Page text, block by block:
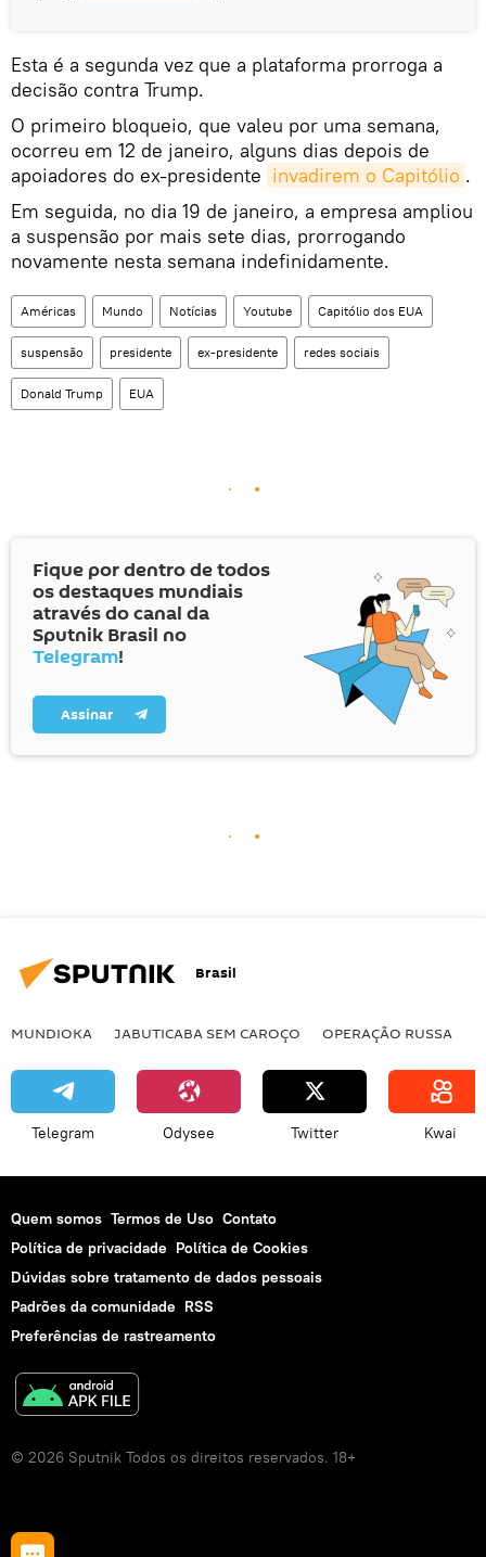
Esta é a segunda vez que a plataforma prorroga a
decisão contra Trump.
O primeiro bloqueio, que valeu por uma semana,
ocorreu em 12 de janeiro, alguns dias depois de
apoiadores do ex-presidente invadirem o Capitólio .
Em seguida, no dia 19 de janeiro, a empresa ampliou
a suspensão por mais sete dias, prorrogando
novamente nesta semana indefinidamente.
Américas Mundo Notícias Youtube Capitólio dos EUA
suspensão presidente ex-presidente redes sociais
Donald Trump EUA
Fique por dentro de todos
os destaques mundiais
através do canal da
Sputnik Brasil no
Telegram!
Assinar
Brasil
MUNDIOKA JABUTICABA SEM CAROÇO OPERAÇÃO RUSSA
Telegram Odysee Twitter Kwai
Quem somos Termos de Uso Contato
Política de privacidade Política de Cookies
Dúvidas sobre tratamento de dados pessoais
Padrões da comunidade RSS
Preferências de rastreamento
© 2026 Sputnik Todos os direitos reservados. 18+